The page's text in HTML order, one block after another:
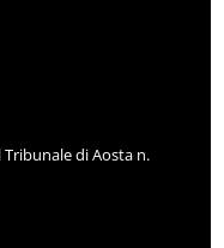
di Aosta n.